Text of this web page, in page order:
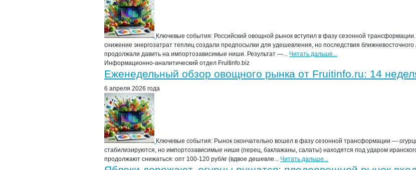
Ключевые события: Российский овощной рынок вступил в фазу сезонной трансформации.
снижение энергозатрат теплиц создали предпосылки для удешевления, но последствия ближневосточного
продолжали давить на импортозависимые ниши. Результат —... Читать дальше...
Информационно-аналитический отдел Fruitinfo.biz
Еженедельный обзор овощного рынка от Fruitinfo.ru: 14
6 апреля 2026 года
Ключевые события: Рынок окончательно вошел в фазу сезонной трансформации —
стабилизируются, но импортозависимые ниши (перец, баклажаны, салаты) находятся под ударом
продолжают снижаться: опт 100-120 руб/кг (вдвое дешевле... Читать дальше...